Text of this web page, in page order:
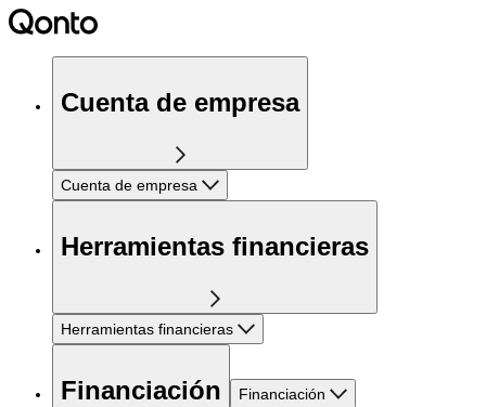
Cuenta de empresa
Cuenta de empresa
Herramientas financieras
Herramientas financieras
Financiación Financiación